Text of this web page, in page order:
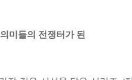
미들의 전쟁터가 된